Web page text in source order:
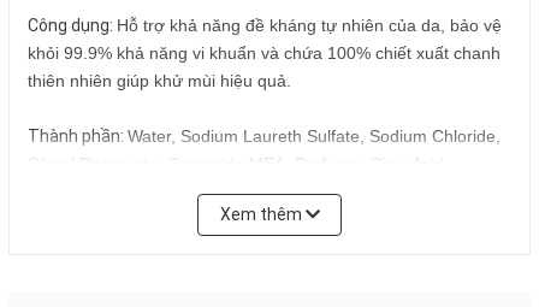
Công dụng: Hỗ trợ khả năng đề kháng tự nhiên của da, bảo vệ
khỏi 99.9% khả năng vi khuẩn và chứa 100% chiết xuất chanh
thiên nhiên giúp khử mùi hiệu quả.
Thành phần: Water, Sodium Laureth Sulfate, Sodium Chloride,
Glycol Distearate, Cocamide MEA, Perfume, Citric Acid,
Acrylates Copolymer, Sodium Benzoate, PPG - 9, Tetrasodium
EDTA, Sodium Hydroxide, Terpineol, Glycerin, VP / VA
Xem thêm